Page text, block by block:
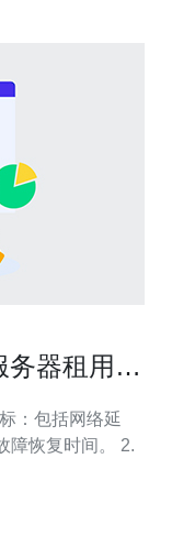
器租用供
障恢复时间。 2.
、关键故障恢复